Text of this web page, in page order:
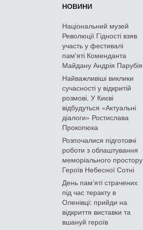
НОВИНИ
Національний музей
Революції Гідності взяв
участь у фестивалі
пам'яті Коменданта
Майдану Андрія Парубія
Найважливіші виклики
сучасності у відкритій
розмові. У Києві
відбудуться «Актуальні
діалоги» Ростислава
Прокопюка
Розпочалися підготовчі
роботи з облаштування
меморіального простору
Героїв Небесної Сотні
День памʼяті страчених
під час теракту в
Оленівці: прийди на
відкриття виставки та
вшануй героїв